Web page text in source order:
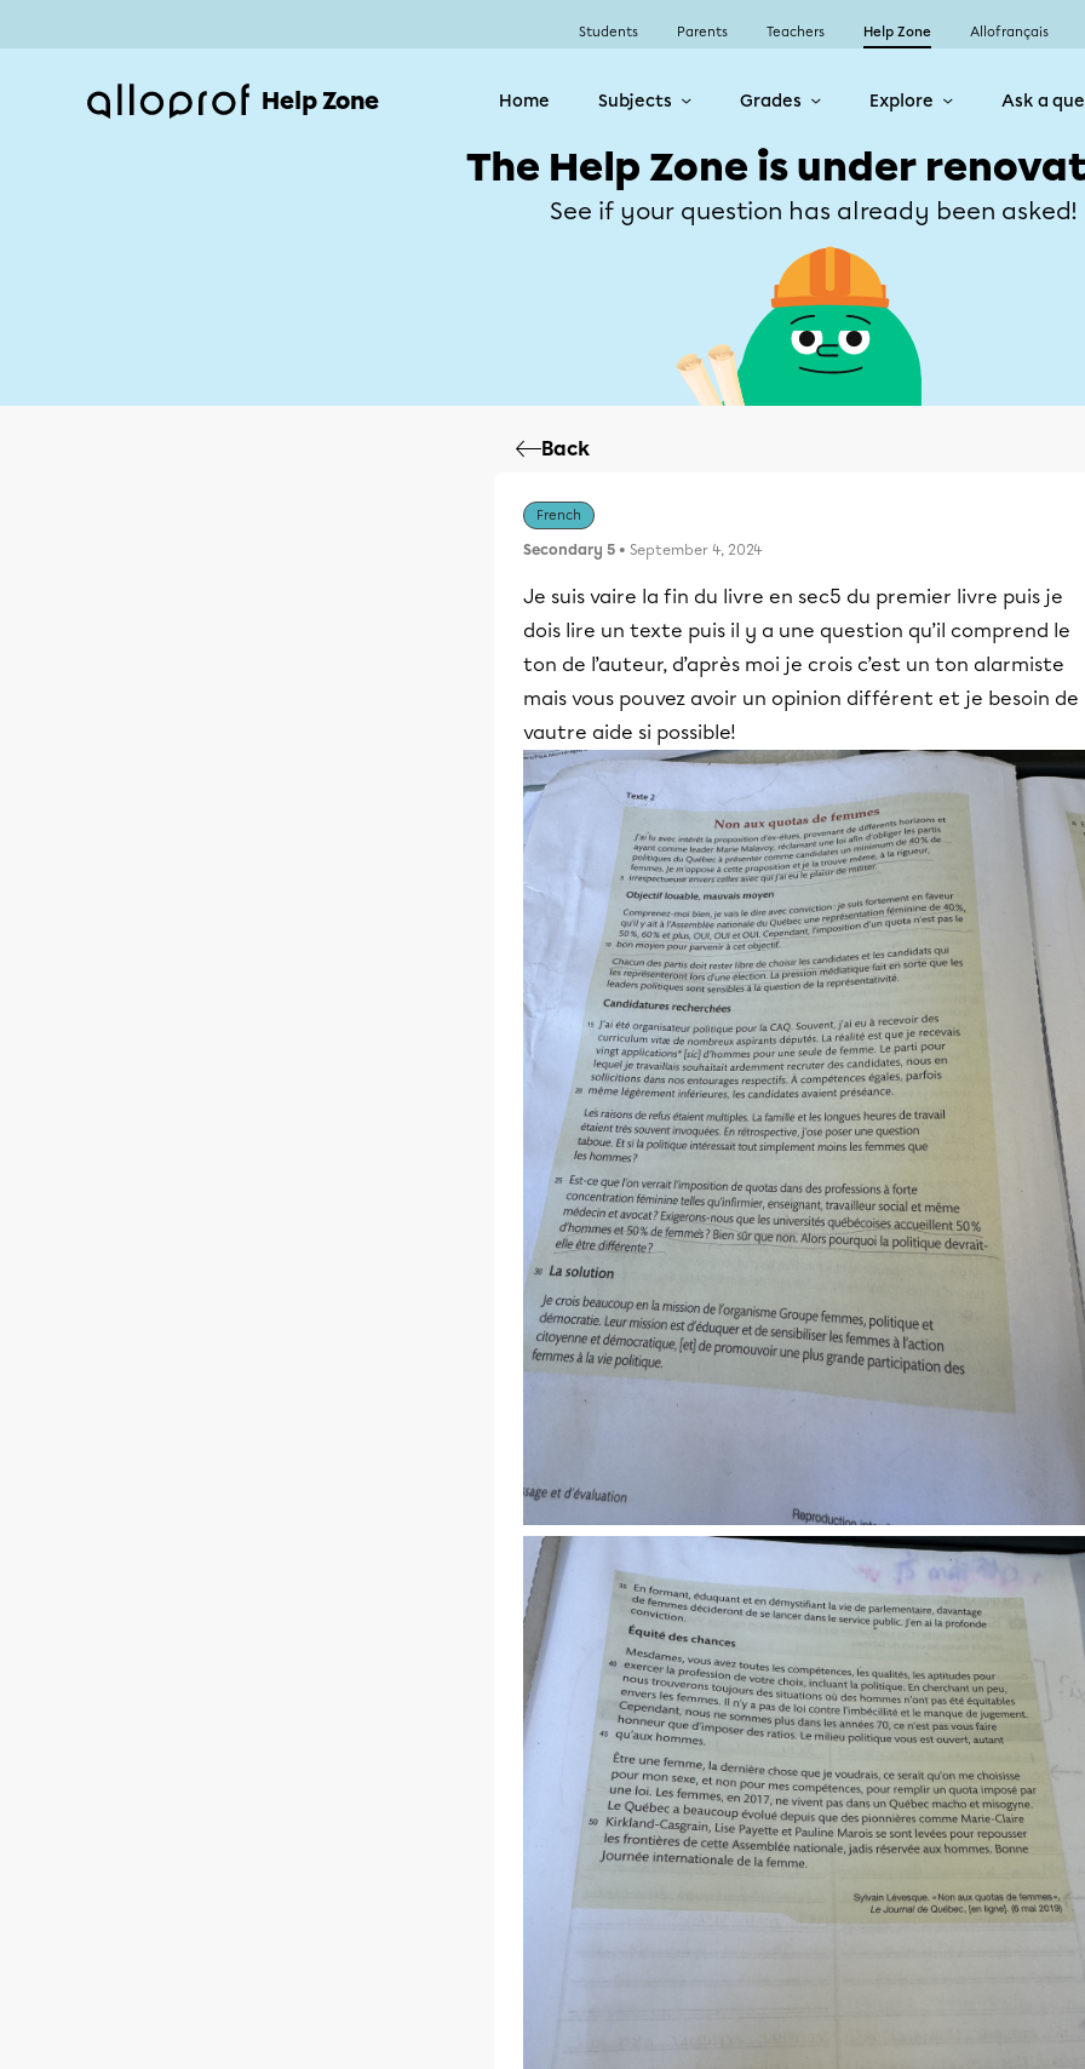
Students Parents Teachers Help Zone Allofrançais
Help Zone Home Subjects Grades Explore Ask a
The Help Zone is under
See if your question has already been asked!
Back
French
Secondary 5 • September 4, 2024
Je suis vaire la fin du livre en sec5 du premier livre puis je
dois lire un texte puis il y a une question qu’il comprend le
ton de l’auteur, d’après moi je crois c’est un ton alarmiste
mais vous pouvez avoir un opinion différent et je besoin de
vautre aide si possible!